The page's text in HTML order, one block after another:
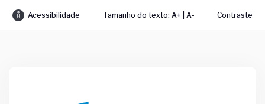
Acessibilidade Tamanho do texto: A+ | A- Contraste